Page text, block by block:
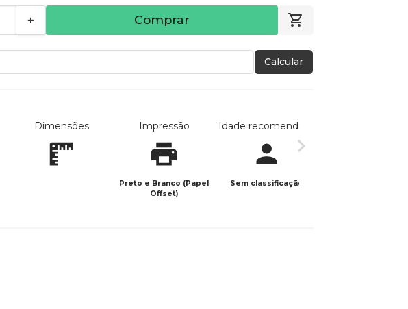
+ Comprar
Calcular
Dimensões Impressão
Preto e Branco (Papel
Offset)
Idade recomendada
Sem classificação